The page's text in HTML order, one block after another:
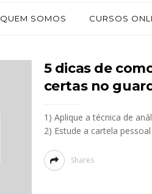
QUEM SOMOS CURSOS
5 dicas de
certas no
1) Aplique a técnica de
2) Estude a cartela
Shares